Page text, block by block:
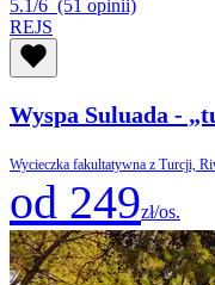
5.1/6 (51 opinii)
REJS
Wyspa Suluada -
Wycieczka fakultatywna z Turcji,
od 249zł/os.